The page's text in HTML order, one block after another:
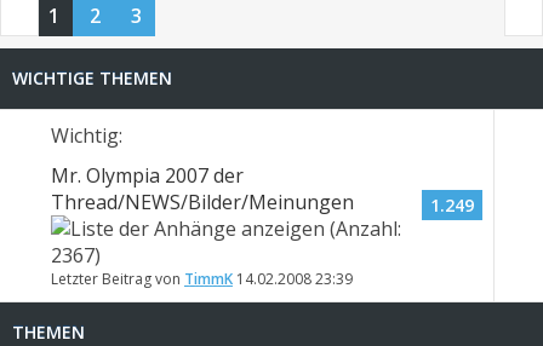
1 2 3
WICHTIGE THEMEN
Wichtig:
Mr. Olympia 2007 der
Thread/NEWS/Bilder/Meinungen
Letzter Beitrag von TimmK 14.02.200823:39
1.249
THEMEN